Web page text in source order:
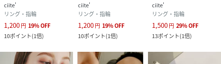
ciite'
リング・指輪
1,200円 19%OFF
10ポイント(1倍)
ciite'
リング・指輪
1,200円 19%OFF
10ポイント(1倍)
ciite'
リング・指輪
1,500円 29%OFF
13ポイント(1倍)